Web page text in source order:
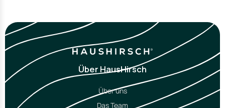
Über HausHirsch
Über uns
Das Team